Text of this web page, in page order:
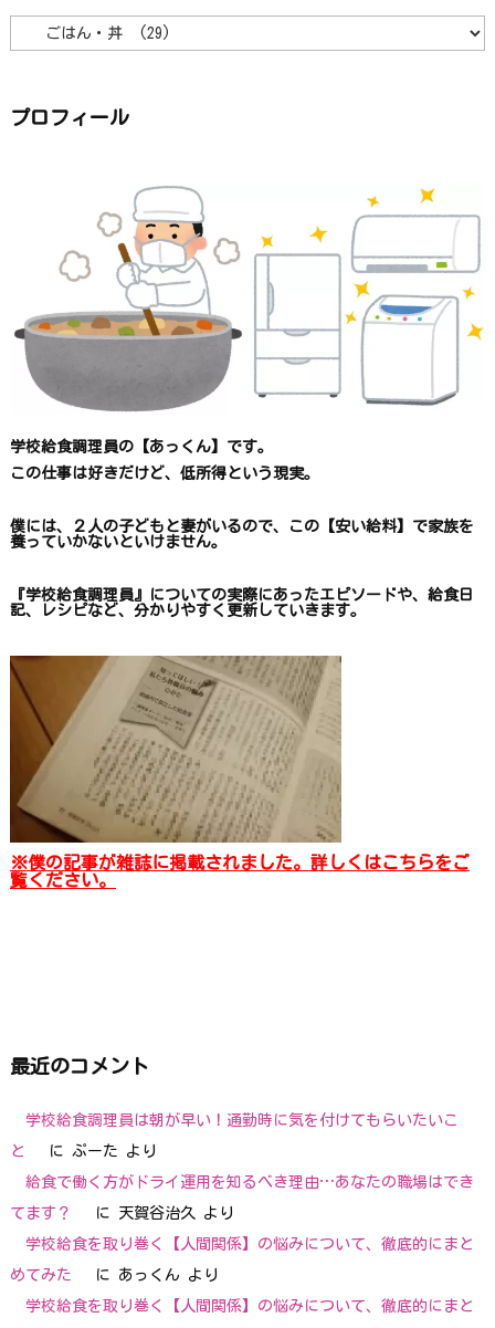
ゴ
ら
探
プロフィール
学校給食調理員の【あっくん】です。
この仕事は好きだけど、 低所得という現実。
僕には、２人の子どもと妻がいるので、 この【安い給料】で家族を
養っていかないといけません。
『学校給食調理員』についての実際にあったエピソードや、 給食日
記、レシピなど、 分かりやすく更新していきます。
※僕の記事が雑誌に掲載されました。詳しくはこちらをご
覧ください。
最近のコメント
学校給食調理員は朝が早い！通勤時に気を付けてもらいたいこ
と
に ぷーた より
給食で働く方がドライ運用を知るべき理由…あなたの職場はでき
てます？
に 天賀谷治久 より
学校給食を取り巻く【人間関係】の悩みについて、徹底的にまと
めてみた
に あっくん より
学校給食を取り巻く【人間関係】の悩みについて、徹底的にまと